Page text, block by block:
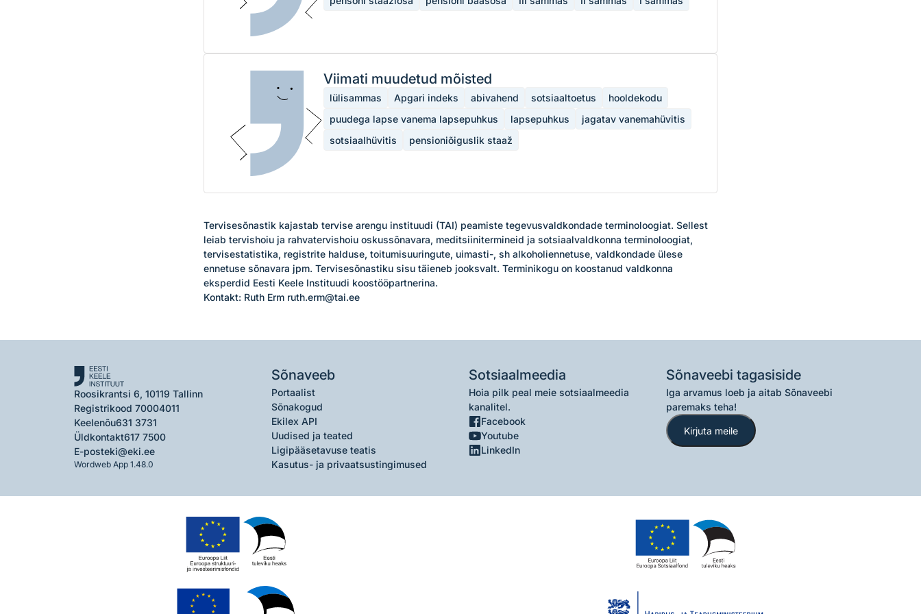
Viimati muudetud mõisted
lülisammas Apgari indeks abivahend sotsiaaltoetus
hooldekodu
puudega lapse vanema lapsepuhkus
lapsepuhkus
jagatav vanemahüvitis
sotsiaalhüvitis
pensioniõiguslik staaž
Tervisesõnastik kajastab tervise arengu instituudi (TAI) peamiste tegevusvaldkondade terminoloogiat. Sellest
leiab tervishoiu ja rahvatervishoiu oskussõnavara, meditsiinitermineid ja sotsiaalvaldkonna terminoloogiat,
tervisestatistika, registrite halduse, toitumisuuringute, uimasti-, sh alkoholiennetuse, valdkondade ülese
ennetuse sõnavara jpm. Tervisesõnastiku sisu täieneb jooksvalt. Terminikogu on koostanud valdkonna
eksperdid Eesti Keele Instituudi koostööpartnerina.
Kontakt: Ruth Erm ruth.erm@tai.ee
Roosikrantsi 6, 10119 Tallinn
Registrikood 70004011
Keelenõu631 3731
Üldkontakt617 7500
E-posteki@eki.ee
Wordweb App 1.48.0
Sõnaveeb
Portaalist
Sõnakogud
Ekilex API
Uudised ja teated
Ligipääsetavuse teatis
Kasutus- ja privaatsustingimused
Sotsiaalmeedia
Hoia pilk peal meie sotsiaalmeedia
kanalitel.
Facebook
Youtube
LinkedIn
Sõnaveebi tagasiside
Iga arvamus loeb ja aitab Sõnaveebi
paremaks teha!
Kirjuta meile